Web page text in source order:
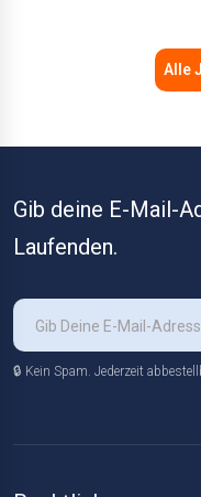
Alle
Gib deine E-Mail-
Laufenden.
🔒 Kein Spam. Jederzeit